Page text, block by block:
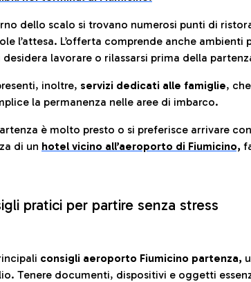
dello scalo si trovano numerosi punti di
l’attesa. L’offerta comprende anche ambienti
desidera lavorare o rilassarsi prima della
inoltre, servizi dedicati alle famiglie,
la permanenza nelle aree di imbarco.
è molto presto o si preferisce arrivare
di un hotel vicino all’aeroporto di Fiumicino,
pratici per partire senza stress
consigli aeroporto Fiumicino partenza,
Tenere documenti, dispositivi e oggetti